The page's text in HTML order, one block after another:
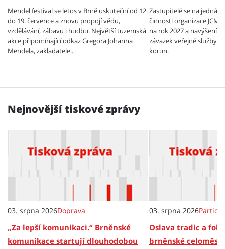
Mendel festival se letos v Brně uskuteční od 12.
do 19. července a znovu propojí vědu,
vzdělávání, zábavu i hudbu. Největší tuzemská
akce připomínající odkaz Gregora Johanna
Mendela, zakladatele...
Zastupitelé se na
činnosti organizace
na rok 2027 a navýšení
závazek veřejné služby,
korun.
Nejnovější tiskové zprávy
03. srpna 2026Doprava
„Za lepší komunikaci.“ Brněnské
komunikace startují dlouhodobou
03. srpna 2026
Oslava tradic a
brněnské